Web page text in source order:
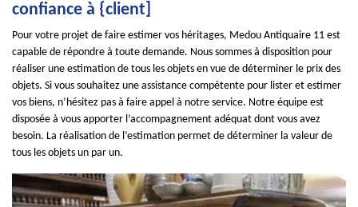
confiance à {client]
Pour votre projet de faire estimer vos héritages, Medou Antiquaire 11 est
capable de répondre à toute demande. Nous sommes à disposition pour
réaliser une estimation de tous les objets en vue de déterminer le prix des
objets. Si vous souhaitez une assistance compétente pour lister et estimer
vos biens, n’hésitez pas à faire appel à notre service. Notre équipe est
disposée à vous apporter l’accompagnement adéquat dont vous avez
besoin. La réalisation de l’estimation permet de déterminer la valeur de
tous les objets un par un.